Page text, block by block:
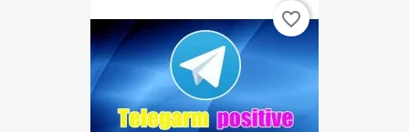
favorite_border